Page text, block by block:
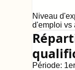
Niveau
d'emploi vs
Période: